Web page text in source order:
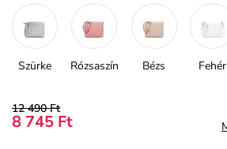
Szürke Rózsaszín Bézs Fehér
12 490 Ft
8 745 Ft